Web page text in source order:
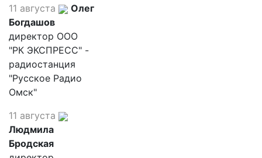
11 августа
Олег
Богдашов
директор ООО
"РК ЭКСПРЕСС" -
радиостанция
"Русское Радио
Омск"
11 августа
Людмила
Бродская